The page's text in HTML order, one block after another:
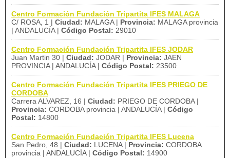
Centro Formación Fundación Tripartita IFES MALAGA
C/ ROSA, 1 | Ciudad: MALAGA | Provincia: MALAGA provincia
| ANDALUCÍA | Código Postal: 29010
Centro Formación Fundación Tripartita IFES JODAR
Juan Martin 30 | Ciudad: JODAR | Provincia: JAEN
PROVINCIA | ANDALUCÍA | Código Postal: 23500
Centro Formación Fundación Tripartita IFES PRIEGO DE
CORDOBA
Carrera ALVAREZ, 16 | Ciudad: PRIEGO DE CORDOBA |
Provincia: CORDOBA provincia | ANDALUCÍA | Código
Postal: 14800
Centro Formación Fundación Tripartita IFES Lucena
San Pedro, 48 | Ciudad: LUCENA | Provincia: CORDOBA
provincia | ANDALUCÍA | Código Postal: 14900